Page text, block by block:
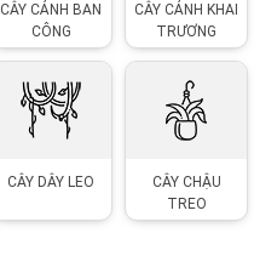
CÂY CẢNH BAN
CÔNG
CÂY CẢNH KHAI
TRƯƠNG
CÂY DÂY LEO
CÂY CHẬU
TREO